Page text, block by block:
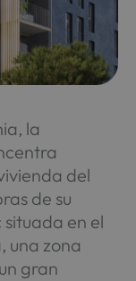
la
del
de su
en el
una zona
gran